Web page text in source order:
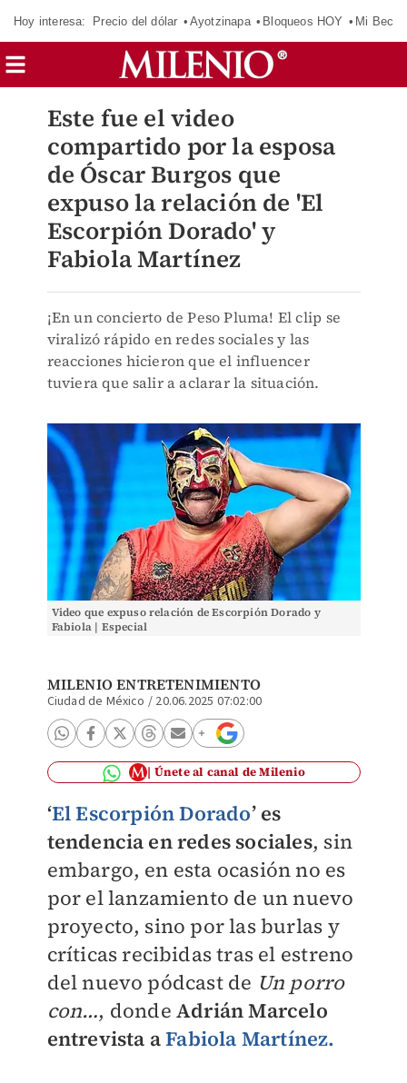
Hoy interesa: Precio del dólar Ayotzinapa Bloqueos HOY Mi Beca
Este fue el video
compartido por la esposa
de Óscar Burgos que
expuso la relación de 'El
Escorpión Dorado' y
Fabiola Martínez
¡En un concierto de Peso Pluma! El clip se
viralizó rápido en redes sociales y las
reacciones hicieron que el influencer
tuviera que salir a aclarar la situación.
Video que expuso relación de Escorpión Dorado y
Fabiola | Especial
MILENIO ENTRETENIMIENTO
Ciudad de México / 20.06.2025 07:02:00
Únete al canal de Milenio
‘El Escorpión Dorado’ es
tendencia en redes sociales, sin
embargo, en esta ocasión no es
por el lanzamiento de un nuevo
proyecto, sino por las burlas y
críticas recibidas tras el estreno
del nuevo pódcast de Un porro
con…, donde Adrián Marcelo
entrevista aFabiola Martínez.